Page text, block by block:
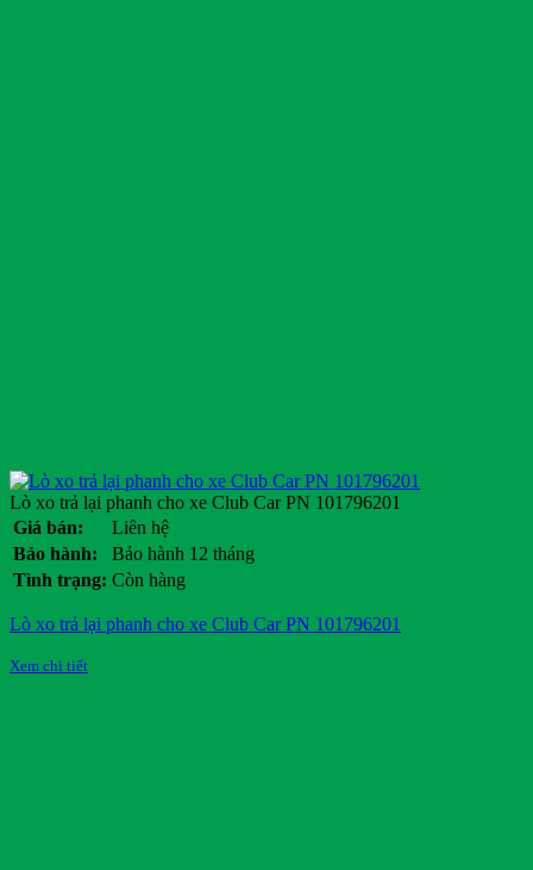
Lò xo trả lại phanh cho xe Club Car PN 101796201
Giá bán:
Liên hệ
Bảo hành:
Bảo hành 12 tháng
Tình trạng: Còn hàng
Lò xo trả lại phanh cho xe Club Car PN 101796201
Xem chi tiết